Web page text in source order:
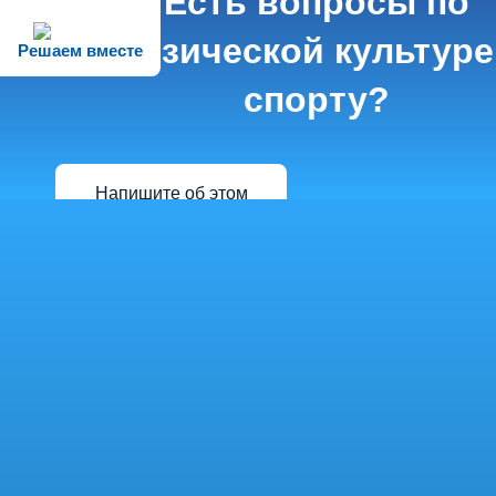
Решаем вместефизической
спорту?
Напишите об этом